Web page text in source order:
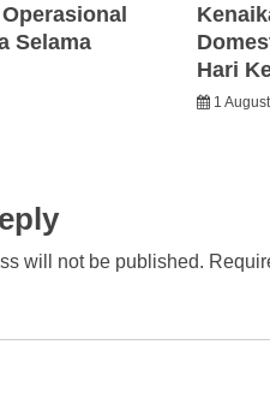
Selama
Hari
1
will not be published.